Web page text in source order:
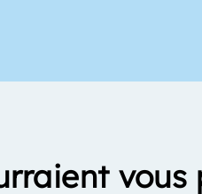
vous